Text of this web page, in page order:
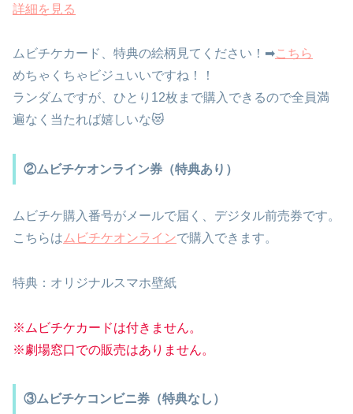
詳細を見る
ムビチケカード、特典の絵柄見てください！➡こちら
めちゃくちゃビジュいいですね！！
ランダムですが、ひとり12枚まで購入できるので全員満
遍なく当たれば嬉しいな😻
②ムビチケオンライン券（特典あり）
ムビチケ購入番号がメールで届く、デジタル前売券です。
こちらは ムビチケオンラインで購入できます。
特典：オリジナルスマホ壁紙
※ムビチケカードは付きません。
※劇場窓口での販売はありません。
③ムビチケコンビニ券（特典なし）